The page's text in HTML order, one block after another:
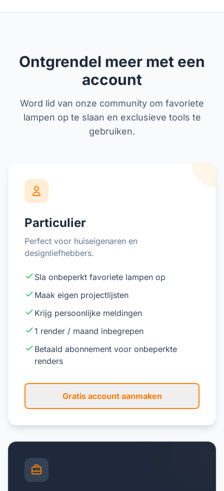
Ontgrendel meer met een
account
Word lid van onze community om favoriete
lampen op te slaan en exclusieve tools te
gebruiken.
Particulier
Perfect voor huiseigenaren en
designliefhebbers.
Sla onbeperkt favoriete lampen op
Maak eigen projectlijsten
Krijg persoonlijke meldingen
1 render / maand inbegrepen
Betaald abonnement voor onbeperkte
renders
Gratis account aanmaken